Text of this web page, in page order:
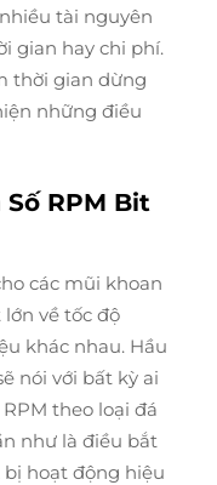
tài nguyên
gian hay chi phí.
thời gian dừng
những điều
RPM Bit
các mũi khoan
lớn về tốc độ
khác nhau. Hầu
nói với bất kỳ ai
theo loại đá
như là điều bắt
hoạt động hiệu